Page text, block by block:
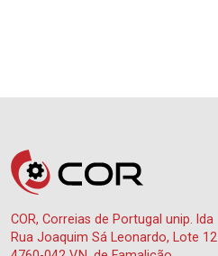
COR, Correias de Portugal unip. lda
Rua Joaquim Sá Leonardo, Lote 12